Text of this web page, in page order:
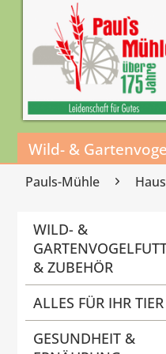
Wild- &
Pauls-Mühle
WILD- &
& ZUBEHÖR
ALLES FÜR IHR TIER
GESUNDHEIT &